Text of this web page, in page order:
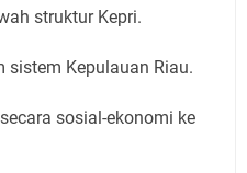
struktur Kepri.
sistem Kepulauan Riau.
sosial-ekonomi ke